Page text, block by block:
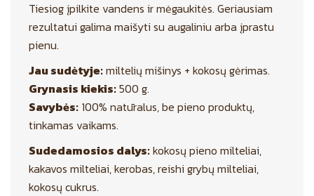
Tiesiog įpilkite vandens ir mėgaukitės. Geriausiam
rezultatui galima maišyti su augaliniu arba įprastu
pienu.
Jau sudėtyje:miltelių mišinys + kokosų gėrimas.
Grynasis kiekis:500 g.
Savybės: 100% natūralus, be pieno produktų,
tinkamas vaikams.
Sudedamosios dalys:kokosų pieno milteliai,
kakavos milteliai, kerobas, reishi grybų milteliai,
kokosų cukrus.